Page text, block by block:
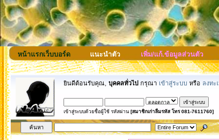
หน้าแรกเว็บบอร์ด แนะนำตัว เพิ่ม/แก้.ข้อมูลส่วนตัว
ยินดีต้อนรับคุณ, บุคคลทั่วไป กรุณา เข้าสู่ระบบ หรือ ลงทะ
เข้าสู่ระบบด้วยชื่อผู้ใช้ รหัสผ่าน [สมาชิกเก่าลืมรหัส โทร 081-7611760]